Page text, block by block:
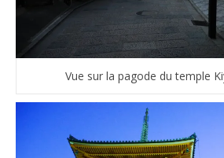
Vue sur la pagode du temple